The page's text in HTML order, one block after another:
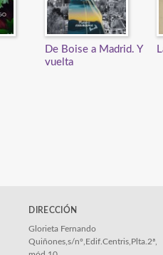
De Boise a Madrid. Y
vuelta
DIRECCIÓN
Glorieta Fernando
Quiñones,s/nº,Edif.Centris,Plta.2ª,